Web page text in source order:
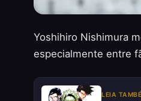
Yoshihiro Nishimura
especialmente entre
LEIA